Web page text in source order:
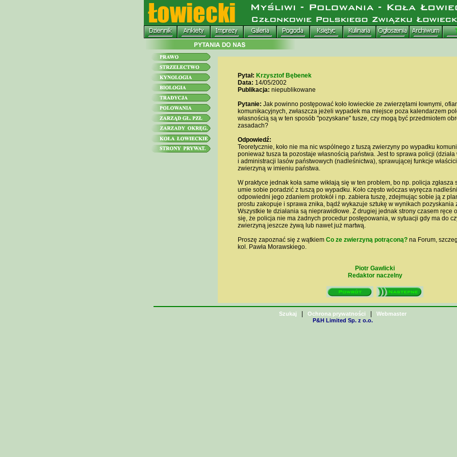
Pytał: Krzysztof Bębenek
Data: 14/05/2002
Publikacja: niepublikowane
Pytanie: Jak powinno postępować koło łowieckie ze zwierzętami łownymi,
komunikacyjnych, zwłaszcza jeżeli wypadek ma miejsce poza kalendarzem
własnością są w ten sposób "pozyskane" tusze, czy mogą być przedmiotem
zasadach?
Odpowiedź:
Teoretycznie, koło nie ma nic wspólnego z tuszą zwierzyny po wypadku
ponieważ tusza ta pozostaje własnością państwa. Jest to sprawa policji
i administracji lasów państwowych (nadleśnictwa), sprawującej funkcje
zwierzyną w imieniu państwa.
W praktyce jednak koła same wikłają się w ten problem, bo np. policja zgłasza
umie sobie poradzić z tuszą po wypadku. Koło często wóczas wyręcza
odpowiedni jego zdaniem protokół i np. zabiera tuszę, zdejmując sobie ją z
prostu zakopuje i sprawa znika, bądź wykazuje sztukę w wynikach pozyskania
Wszystkie te działania są nieprawidłowe. Z drugiej jednak strony czasem ręce
się, że policja nie ma żadnych procedur postępowania, w sytuacji gdy ma do
zwierzyną jeszcze żywą lub nawet już martwą.
Proszę zapoznać się z wątkiem Co ze zwierzyną potrąconą?na Forum,
kol. Pawła Morawskiego.
Piotr Gawlicki
Redaktor naczelny
Szukaj Ochrona prywatności
Webmaster
P&H Limited Sp. z o.o.